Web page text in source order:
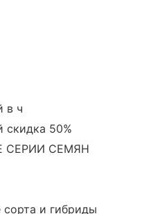
в ч
50%
СЕРИИ СЕМЯН
и гибриды